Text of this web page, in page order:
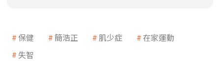
保健 簡浩正 肌少症
在家運動
失智